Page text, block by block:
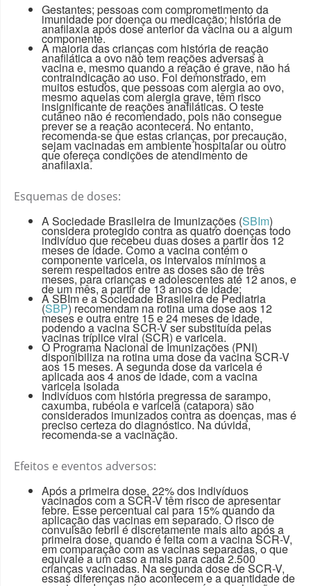
Gestantes; pessoas com comprometimento da
imunidade por doença ou medicação; história de
anafilaxia após dose anterior da vacina ou a algum
componente.
A maioria das crianças com história de reação
anafilática a ovo não tem reações adversas à
vacina e, mesmo quando a reação é grave, não há
contraindicação ao uso. Foi demonstrado, em
muitos estudos, que pessoas com alergia ao ovo,
mesmo aquelas com alergia grave, têm risco
insignificante de reações anafiláticas. O teste
cutâneo não é recomendado, pois não consegue
prever se a reação acontecerá. No entanto,
recomenda-se que estas crianças, por precaução,
sejam vacinadas em ambiente hospitalar ou outro
que ofereça condições de atendimento de
anafilaxia.
Esquemas de doses:
A Sociedade Brasileira de Imunizações (SBIm)
considera protegido contra as quatro doenças todo
indivíduo que recebeu duas doses a partir dos 12
meses de idade. Como a vacina contém o
componente varicela, os intervalos mínimos a
serem respeitados entre as doses são de três
meses, para crianças e adolescentes até 12 anos, e
de um mês, a partir de 13 anos de idade;
A SBIm e a Sociedade Brasileira de Pediatria
(SBP) recomendam na rotina uma dose aos 12
meses e outra entre 15 e 24 meses de idade,
podendo a vacina SCR-V ser substituída pelas
vacinas tríplice viral (SCR) e varicela.
O Programa Nacional de Imunizações (PNI)
disponibiliza na rotina uma dose da vacina SCR-V
aos 15 meses. A segunda dose da varicela é
aplicada aos 4 anos de idade, com a vacina
varicela isolada
Indivíduos com história pregressa de sarampo,
caxumba, rubéola e varicela (catapora) são
considerados imunizados contra as doenças, mas é
preciso certeza do diagnóstico. Na dúvida,
recomenda-se a vacinação.
Efeitos e eventos adversos:
Após a primeira dose, 22% dos indivíduos
vacinados com a SCR-V têm risco de apresentar
febre. Esse percentual cai para 15% quando da
aplicação das vacinas em separado. O risco de
convulsão febril é discretamente mais alto após a
primeira dose, quando é feita com a vacina SCR-V,
em comparação com as vacinas separadas, o que
equivale a um caso a mais para cada 2.500
crianças vacinadas. Na segunda dose de SCR-V,
essas diferenças não acontecem e a quantidade de